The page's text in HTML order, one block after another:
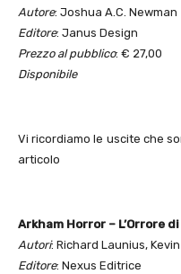
Autore: Joshua A.C. Newman
Editore: Janus Design
Prezzo al pubblico: € 27,00
Disponibile
Vi ricordiamo le uscite che
articolo
Arkham Horror – L’Orrore
Autori: Richard Launius,
Editore: Nexus Editrice